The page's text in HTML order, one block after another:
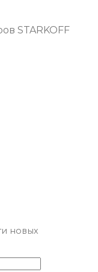
STARKOFF
новых